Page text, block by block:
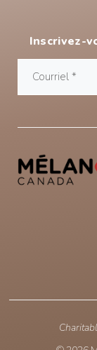
Inscrivez-